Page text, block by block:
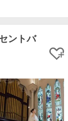
ントバ